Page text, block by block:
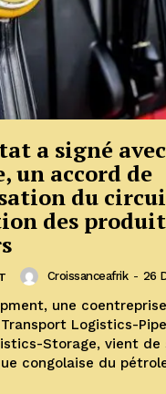
a signé
un accord de
du
des
Croissanceafrik - 26
une
Logistics-
Storage, vient de
congolaise du